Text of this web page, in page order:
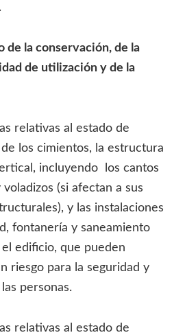
de la conservación, de la
de utilización y de la
relativas al estado de
los cimientos, la estructura
incluyendo los cantos
(si afectan a sus
y las instalaciones
fontanería y saneamiento
edificio, que pueden
riesgo para la seguridad y
las personas.
relativas al estado de